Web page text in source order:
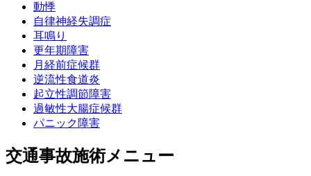
動悸
自律神経失調症
耳鳴り
更年期障害
月経前症候群
逆流性食道炎
起立性調節障害
過敏性大腸症候群
パニック障害
交通事故施術メニュー